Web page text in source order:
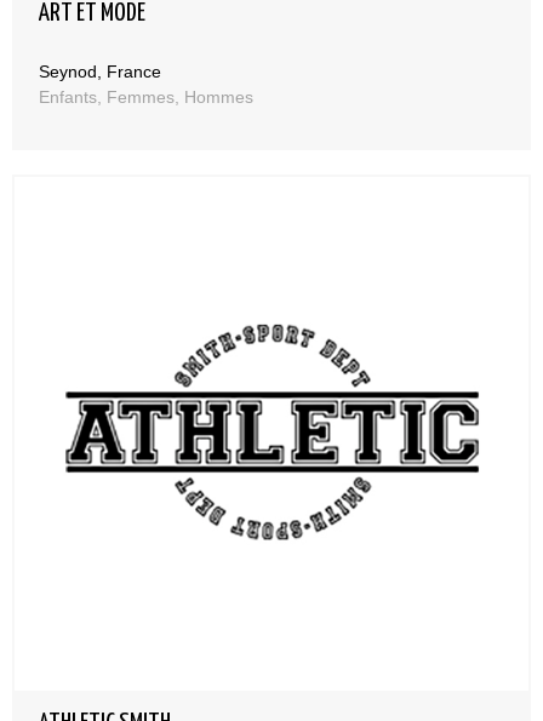
ART ET MODE
Seynod, France
Enfants, Femmes, Hommes